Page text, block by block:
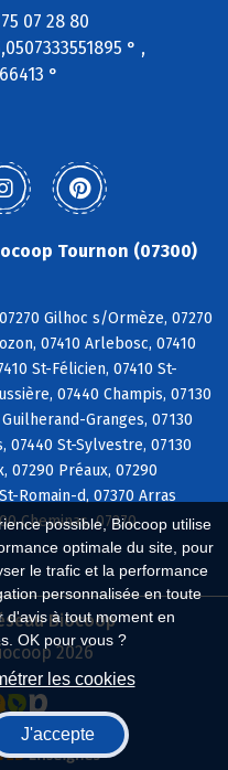
possible, Biocoop utilise
optimale du site, pour
le trafic et la performance
personnalisée en toute
d'avis à tout moment en
OK pour vous ?
les cookies
J'accepte
07 28 80
° ,
°
Tournon (07300)
Gilhoc s/Ormèze, 07270
07410 Arlebosc, 07410
St-Félicien, 07410 St-
07440 Champis, 07130
Granges, 07130
07440 St-Sylvestre, 07130
07290 Préaux, 07290
Romain-d, 07370 Arras
Cheminas, 07270
Biocoop
2026